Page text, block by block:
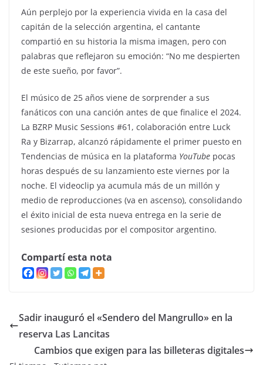
Aún perplejo por la experiencia vivida en la casa del
capitán de la selección argentina, el cantante
compartió en su historia la misma imagen, pero con
palabras que reflejaron su emoción: “No me despierten
de este sueño, por favor”.
El músico de 25 años viene de sorprender a sus
fanáticos con una canción antes de que finalice el 2024.
La BZRP Music Sessions #61, colaboración entre Luck
Ra y Bizarrap, alcanzó rápidamente el primer puesto en
Tendencias de música en la plataforma YouTube pocas
horas después de su lanzamiento este viernes por la
noche. El videoclip ya acumula más de un millón y
medio de reproducciones (va en ascenso), consolidando
el éxito inicial de esta nueva entrega en la serie de
sesiones producidas por el compositor argentino.
Compartí esta nota
Sadir inauguró el «Sendero del Mangrullo» en la
reserva Las Lancitas
Cambios que exigen para las billeteras digitales